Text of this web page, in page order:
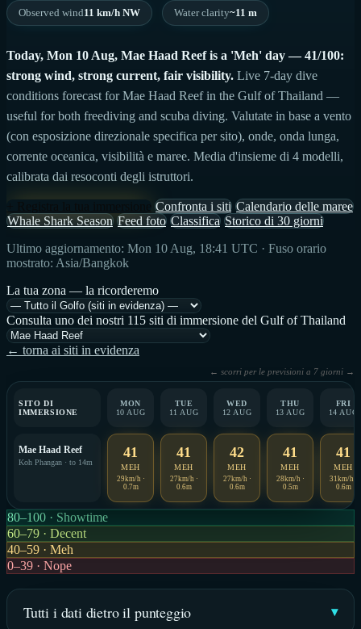
Observed wind11 km/h NW Water clarity~11 m
Today, Mon 10 Aug, Mae Haad Reef is a 'Meh' day — 41/100:
strong wind, strong current, fair visibility. Live 7-day dive
conditions forecast for Mae Haad Reef in the Gulf of Thailand —
useful for both freediving and scuba diving. Valutate in base a vento
(con esposizione direzionale specifica per sito), onde, onda lunga,
corrente oceanica, visibilità e maree. Media d'insieme di 4 modelli,
calibrata dai resoconti degli istruttori.
Confronta i siti Calendario delle maree
Whale Shark Season Feed foto Classifica Storico di 30 giorni
Ultimo aggiornamento: Mon 10 Aug, 18:41 UTC · Fuso orario
mostrato: Asia/Bangkok
La tua zona — la ricorderemo
Consulta uno dei nostri 115 siti di immersione del Gulf of Thailand
← torna ai siti in evidenza
← scorri per le previsioni a 7 giorni →
SITO DI
IMMERSIONE
MON
10 AUG
TUE
11 AUG
WED
12 AUG
THU
13 AUG
FRI
14 AUG
Mae Haad Reef
Koh Phangan · to 14m
41
MEH
29km/h ·
0.7m
41
MEH
27km/h ·
0.6m
42
MEH
27km/h ·
0.6m
41
MEH
28km/h ·
0.5m
41
MEH
31km/h ·
0.6m
80–100 · Showtime
60–79 · Decent
40–59 · Meh
0–39 · Nope
Tutti i dati dietro il punteggio